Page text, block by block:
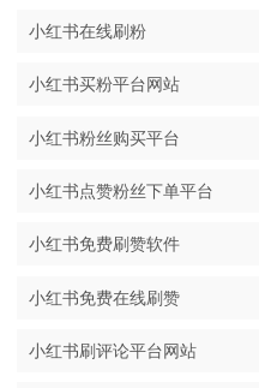
小红书在线刷粉
小红书买粉平台网站
小红书粉丝购买平台
小红书点赞粉丝下单平台
小红书免费刷赞软件
小红书免费在线刷赞
小红书刷评论平台网站